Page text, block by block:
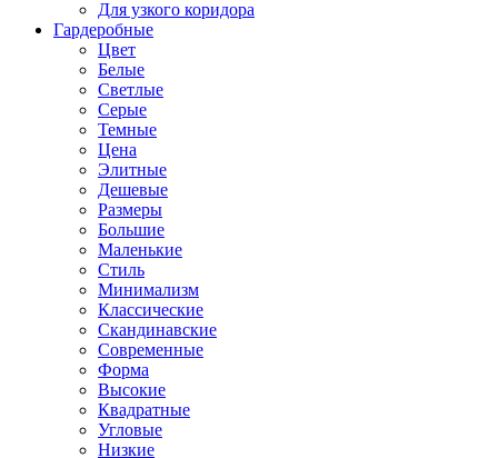
Для узкого коридора
Гардеробные
Цвет
Белые
Светлые
Серые
Темные
Цена
Элитные
Дешевые
Размеры
Большие
Маленькие
Стиль
Минимализм
Классические
Скандинавские
Современные
Форма
Высокие
Квадратные
Угловые
Низкие